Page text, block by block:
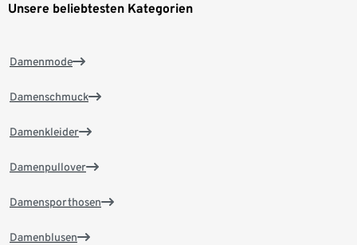
Unsere beliebtesten Kategorien
Damenmode
Damenschmuck
Damenkleider
Damenpullover
Damensporthosen
Damenblusen